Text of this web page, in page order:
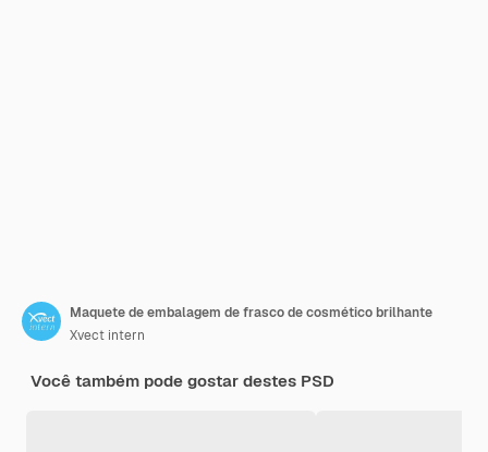
Maquete de embalagem de frasco de cosmético brilhante
Xvect intern
Você também pode gostar destes PSD